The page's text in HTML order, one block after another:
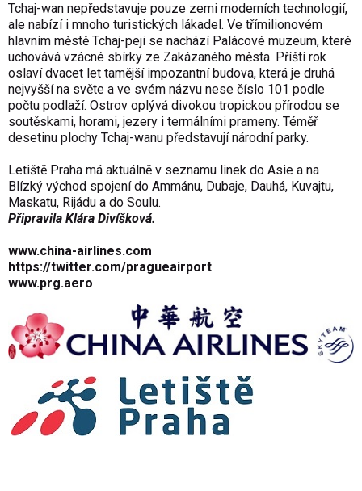
Tchaj-wan nepředstavuje pouze zemi moderních technologií,
ale nabízí i mnoho turistických lákadel. Ve třímilionovém
hlavním městě Tchaj-peji se nachází Palácové muzeum, které
uchovává vzácné sbírky ze Zakázaného města. Příští rok
oslaví dvacet let tamější impozantní budova, která je druhá
nejvyšší na světe a ve svém názvu nese číslo 101 podle
počtu podlaží. Ostrov oplývá divokou tropickou přírodou se
soutěskami, horami, jezery i termálními prameny. Téměř
desetinu plochy Tchaj-wanu představují národní parky.
Letiště Praha má aktuálně v seznamu linek do Asie a na
Blízký východ spojení do Ammánu, Dubaje, Dauhá, Kuvajtu,
Maskatu, Rijádu a do Soulu.
Připravila Klára Divíšková.
www.china-airlines.com
https://twitter.com/pragueairport
www.prg.aero